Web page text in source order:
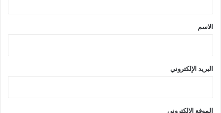
*
الاسم
البريد الإلكتروني
الموقع الإلكتروني